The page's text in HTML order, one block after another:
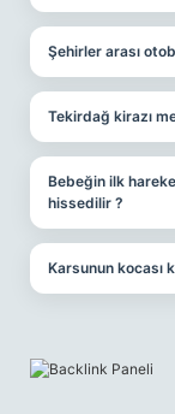
Şehirler arası
Tekirdağ kirazı
Bebeğin ilk
hissedilir ?
Karsunun kocası